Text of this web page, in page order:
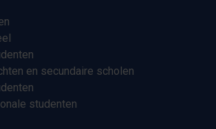
en secundaire scholen
studenten